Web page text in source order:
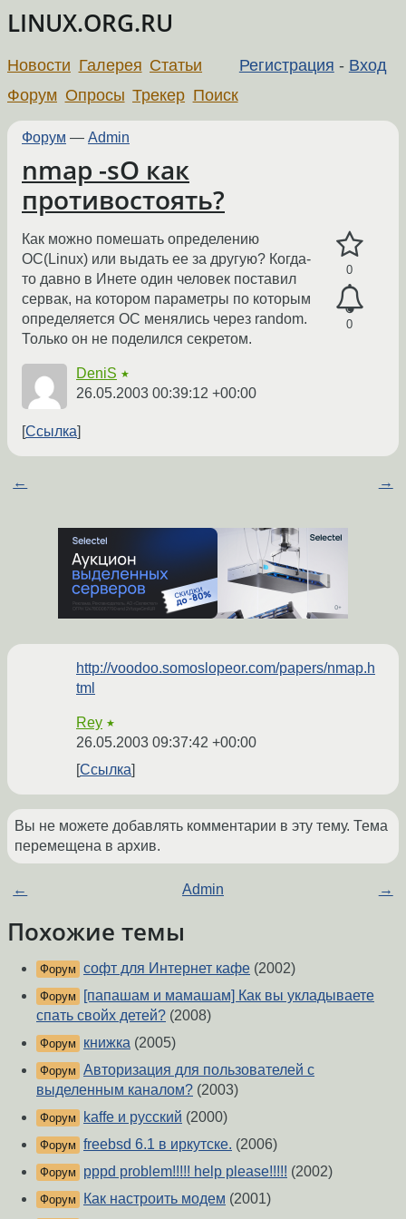
LINUX.ORG.RU
Регистрация - Вход
Новости Галерея Статьи
Форум Опросы Трекер Поиск
Форум — Admin
nmap -sO как
противостоять?
0
0
Как можно помешать определению
ОС(Linux) или выдать ее за другую? Когда-
то давно в Инете один человек поставил
сервак, на котором параметры по которым
определяется ОС менялись через random.
Только он не поделился секретом.
DeniS ★
26.05.2003 00:39:12 +00:00
Ссылка
← →
http://voodoo.somoslopeor.com/papers/nmap.h
tml
Rey ★
26.05.2003 09:37:42 +00:00
Ссылка
Вы не можете добавлять комментарии в эту тему. Тема
перемещена в архив.
← Admin →
Похожие темы
Форум софт для Интернет кафе (2002)
Форум
[папашам и мамашам] Как вы укладываете
спать свойх детей? (2008)
Форум книжка (2005)
Форум Авторизация для пользователей с
выделенным каналом? (2003)
Форум kaffe и русский (2000)
Форум freebsd 6.1 в иркутске. (2006)
Форум pppd problem!!!!! help please!!!!! (2002)
Форум Как настроить модем (2001)